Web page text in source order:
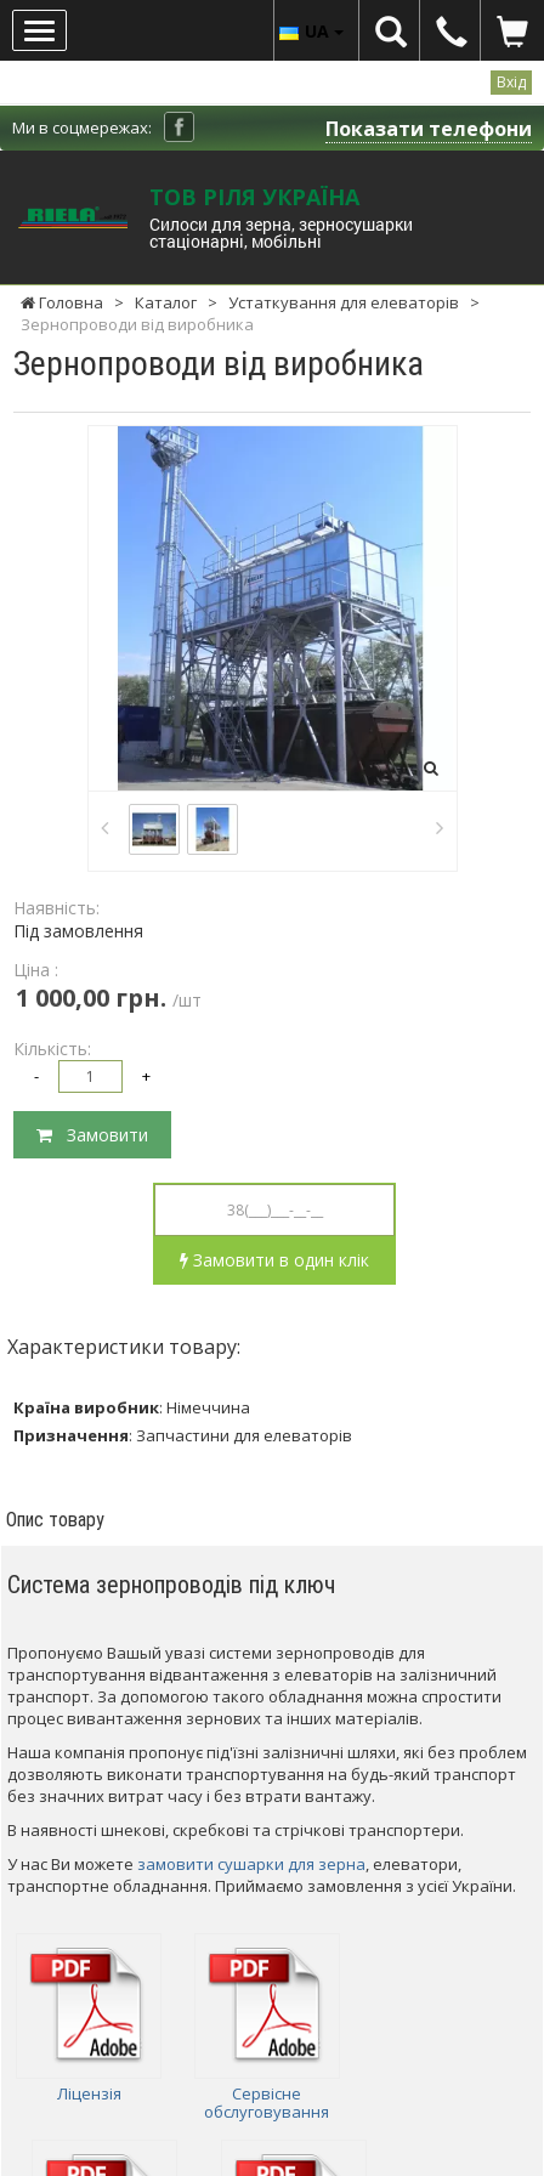
Вхід
Ми в соцмережах: Показати телефони
ТОВ РІЛЯ УКРАЇНА
Cилоси для зерна, зерносушарки
стаціонарні, мобільні
UA
Головна > Каталог > Устаткування для елеваторів
>
Зернопроводи від виробника
Зернопроводи від виробника
Наявність:
Під замовлення
Ціна :
1 000,00 грн. /шт
Кількість:
- +
Замовити
Замовити в один клік
Характеристики товару:
Країна виробник: Німеччина
Призначення: Запчастини для елеваторів
Опис товару
Система зернопроводів під ключ
Пропонуємо Вашый увазі системи зернопроводів для
транспортування відвантаження з елеваторів на залізничний
транспорт. За допомогою такого обладнання можна спростити
процес вивантаження зернових та інших матеріалів.
Наша компанія пропонує під'їзні залізничні шляхи, які без проблем
дозволяють виконати транспортування на будь-який транспорт
без значних витрат часу і без втрати вантажу.
В наявності шнекові, скребкові та стрічкові транспортери.
У нас Ви можете замовити сушарки для зерна , елеватори,
транспортне обладнання. Приймаємо замовлення з усієї України.
Ліцензія
Сервісне
обслуговування